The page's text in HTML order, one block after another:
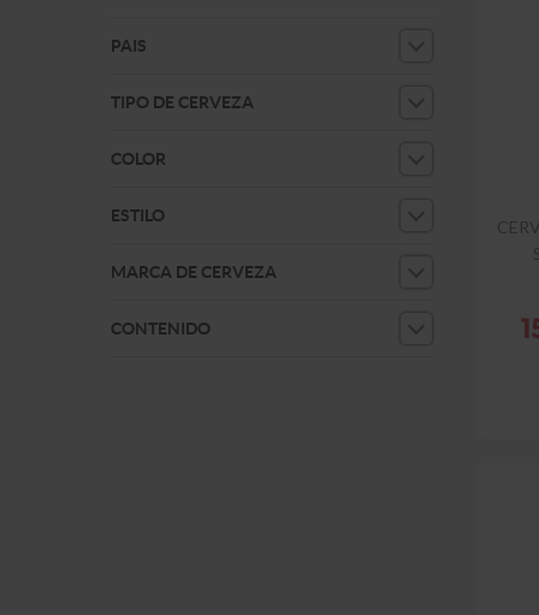
PAIS
TIPO DE CERVEZA
COLOR
ESTILO
MARCA DE CERVEZA
CONTENIDO